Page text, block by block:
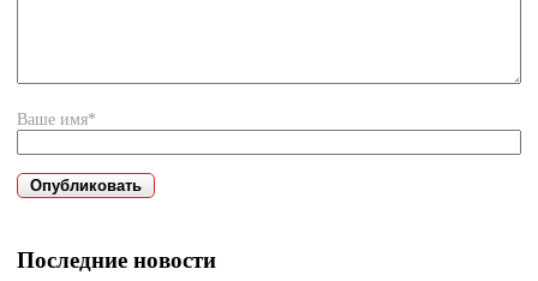
Ваше имя*
Последние новости